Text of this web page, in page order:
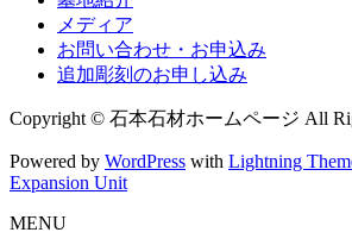
メディア
お問い合わせ・お申込み
追加彫刻のお申し込み
Copyright © 石本石材ホームページ All
Powered by WordPress with Lightning
Expansion Unit
MENU